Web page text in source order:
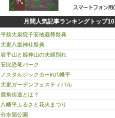
月間人気記事ランキングトップ10
平舘大泉院子安地蔵尊祭典
大更八坂神社祭典
岩手山と姫神山の夫婦別れ
安比恐竜パーク
ノスタルジックカーin八幡平
大更ガーデンフェスティバル
鹿角街道とは？
八幡平ふるさと花火まつり
分水嶺公園